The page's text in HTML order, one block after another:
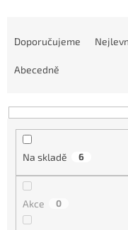
p
Doporučujeme
Abecedně
Na skladě 6
Akce 0